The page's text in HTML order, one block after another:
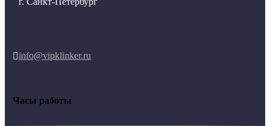
info@vipklinker.ru
Часы работы